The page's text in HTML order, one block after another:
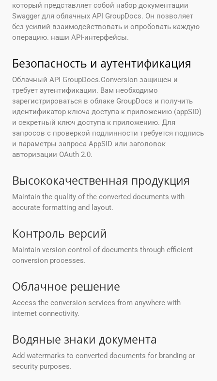
который представляет собой набор документации
Swagger для облачных API GroupDocs. Он позволяет
без усилий взаимодействовать и опробовать каждую
операцию. наши API-интерфейсы.
Безопасность и аутентификация
Облачный API GroupDocs.Conversion защищен и
требует аутентификации. Вам необходимо
зарегистрироваться в облаке GroupDocs и получить
идентификатор ключа доступа к приложению (appSID)
и секретный ключ доступа к приложению. Для
запросов с проверкой подлинности требуется подпись
и параметры запроса AppSID или заголовок
авторизации OAuth 2.0.
Высококачественная продукция
Maintain the quality of the converted documents with
accurate formatting and layout.
Контроль версий
Maintain version control of documents through efficient
conversion processes.
Облачное решение
Access the conversion services from anywhere with
internet connectivity.
Водяные знаки документа
Add watermarks to converted documents for branding or
security purposes.